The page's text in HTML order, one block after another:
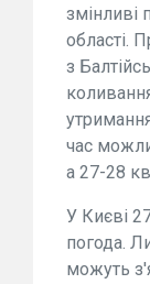
змінливі
області.
з
час
а 27-28
У Києві
погода.
можуть